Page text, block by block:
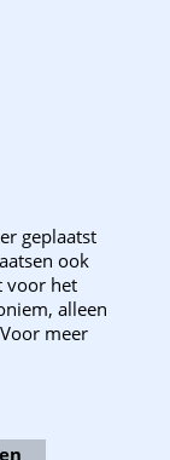
geplaatst
ook
voor het
alleen
meer